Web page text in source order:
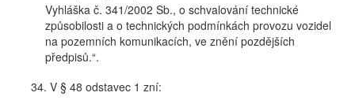
Vyhláška č. 341/2002 Sb., o schvalování technické
způsobilosti a o technických podmínkách provozu vozidel
na pozemních komunikacích, ve znění pozdějších
předpisů.“.
34. V § 48 odstavec 1 zní: